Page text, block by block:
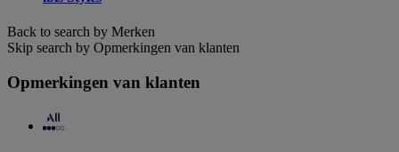
Back to search by Merken
Skip search by Opmerkingen van klanten
Opmerkingen van klanten